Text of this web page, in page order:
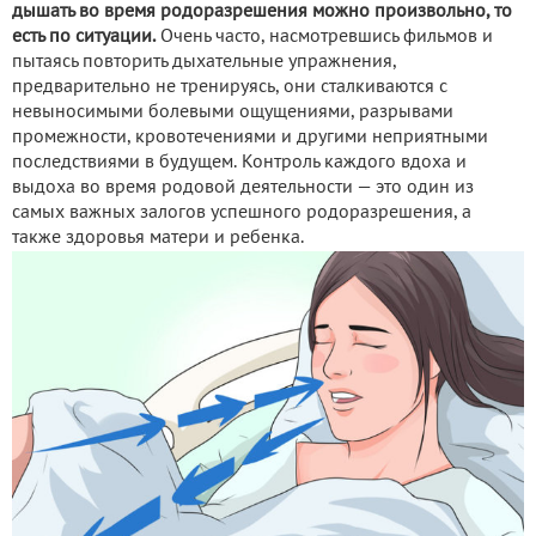
дышать во время родоразрешения можно произвольно, то
есть по ситуации.Очень часто, насмотревшись фильмов и
пытаясь повторить дыхательные упражнения,
предварительно не тренируясь, они сталкиваются с
невыносимыми болевыми ощущениями, разрывами
промежности, кровотечениями и другими неприятными
последствиями в будущем. Контроль каждого вдоха и
выдоха во время родовой деятельности — это один из
самых важных залогов успешного родоразрешения, а
также здоровья матери и ребенка.